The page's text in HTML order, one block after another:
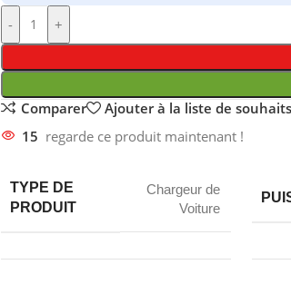
-
+
Comparer
Ajouter à la liste de souhaits
15 regarde ce produit maintenant !
TYPE DE
PRODUIT
Chargeur de
Voiture